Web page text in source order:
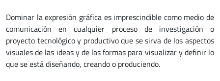
Dominar la expresión gráfica es imprescindible como medio de
comunicación en cualquier proceso de investigación o
proyecto tecnológico y productivo que se sirva de los aspectos
visuales de las ideas y de las formas para visualizar y definir lo
que se está diseñando, creando o produciendo.